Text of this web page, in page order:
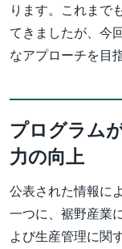
ります。これまで
てきましたが、今
なアプローチを目
プログラム
力の向上
公表された情報に
一つに、裾野産業
よび生産管理に関